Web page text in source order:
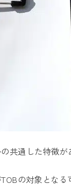
共通した特徴が
の対象とな